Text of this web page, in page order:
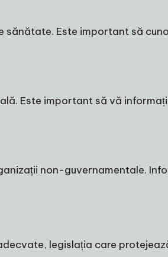
sănătate. Este important să
Este important să vă
non-guvernamentale.
legislația care